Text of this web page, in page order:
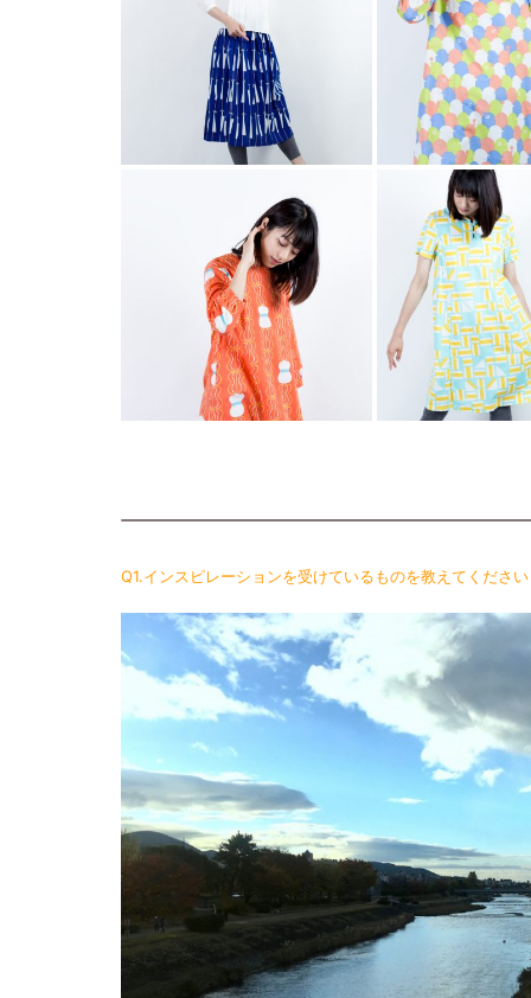
Q1.インスピレーションを受けているものを教えてください